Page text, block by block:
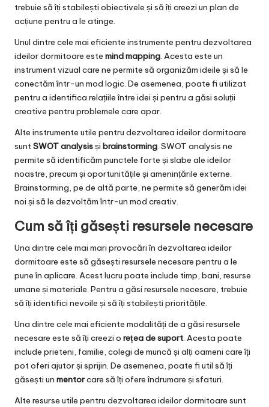
trebuie să îți stabilești obiectivele și să îți creezi un plan de
acțiune pentru a le atinge.
Unul dintre cele mai eficiente instrumente pentru dezvoltarea
ideilor dormitoare este mind mapping. Acesta este un
instrument vizual care ne permite să organizăm ideile și să le
conectăm într-un mod logic. De asemenea, poate fi utilizat
pentru a identifica relațiile între idei și pentru a găsi soluții
creative pentru problemele care apar.
Alte instrumente utile pentru dezvoltarea ideilor dormitoare
suntSWOT analysisși brainstorming. SWOT analysis ne
permite să identificăm punctele forte și slabe ale ideilor
noastre, precum și oportunitățile și amenințările externe.
Brainstorming, pe de altă parte, ne permite să generăm idei
noi și să le dezvoltăm într-un mod creativ.
Cum să îți găsești resursele necesare
Una dintre cele mai mari provocări în dezvoltarea ideilor
dormitoare este să găsești resursele necesare pentru a le
pune în aplicare. Acest lucru poate include timp, bani, resurse
umane și materiale. Pentru a găsi resursele necesare, trebuie
să îți identifici nevoile și să îți stabilești prioritățile.
Una dintre cele mai eficiente modalități de a găsi resursele
necesare este să îți creezi o rețea de suport. Acesta poate
include prieteni, familie, colegi de muncă și alți oameni care îți
pot oferi ajutor și sprijin. De asemenea, poate fi util să îți
găsești un mentorcare să îți ofere îndrumare și sfaturi.
Alte resurse utile pentru dezvoltarea ideilor dormitoare sunt